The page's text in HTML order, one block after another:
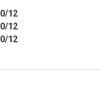
0/12
0/12
0/12